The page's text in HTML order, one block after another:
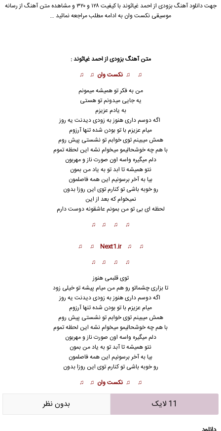
جهت دانلود آهنگ بزودی از احمد غیاثوند
با کیفیت ۱۲۸ و ۳۲۰ و مشاهده متن آهنگ از رسانه
موسیقی نکست وان به ادامه مطلب مراجعه نمائید …
متن آهنگ بزودی از احمد غیاثوند :
♫ ♫ نکست وان ♫ ♫
من به فکر تو همیشه میمونم
یه جایی میدونم تو هستی
به یادم عزیزم
اگه دوسم داری هنوز به زودی دیدنت یه روز
میام عزیزم با تو بودن شده تنها آرزوم
همش میبینم توی خوابم تو نشستی پیش روم
با هم چه خوشحالیمو میخوام نشه این لحظه تموم
دلم میگیره واسه اون صورت ناز و مهربون
نتو همیشه تا ابد تو به یاد من بمون
بیا به آخر برسونیم این همه فاصلمون
رو خوبه باشی تو کنارم توی این روزا بدون
نمیخوام که بعد از این
لحظه ای بی تو من بمونم عاشقونه دوست دارم
♫ ♫ ♫ ♫
♫ ♫ Next1.ir ♫ ♫
♫ ♫ ♫ ♫
توی قلبمی هنوز
تا بزاری چشماتو رو هم من میام پیشه تو خیلی زود
اگه دوسم داری هنوز به زودی دیدنت یه روز
میام عزیزم با تو بودن شده تنها آرزوم
همش میبینم توی خوابم تو نشستی پیش روم
با هم چه خوشحالیمو میخوام نشه این لحظه تموم
دلم میگیره واسه اون صورت ناز و مهربون
نتو همیشه تا آبد تو به یاد من بمون
بیا به آخر برسونیم این همه فاصلمون
رو خوبه باشی تو کنارم توی این روزا بدون
♫ ♫ نکست وان ♫ ♫
11 لایک بدون نظر